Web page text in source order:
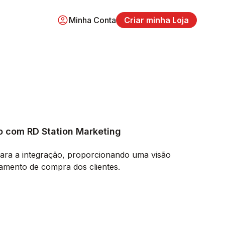
Minha Conta Criar minha Loja
RD Station Marketing
a integração, proporcionando uma visão
de compra dos clientes.